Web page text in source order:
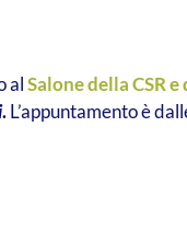
alSalone della CSR
.L’appuntamento è